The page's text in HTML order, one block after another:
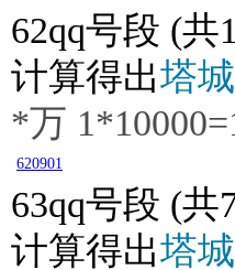
62qq号段 (共
计算得出塔
*万 1
620901
63qq号段 (共
计算得出塔